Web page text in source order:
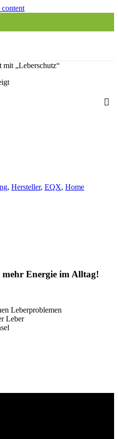
mit „Leberschutz“
, Hersteller, EQX, Home
Energie im Alltag!
Leberproblemen
Leber